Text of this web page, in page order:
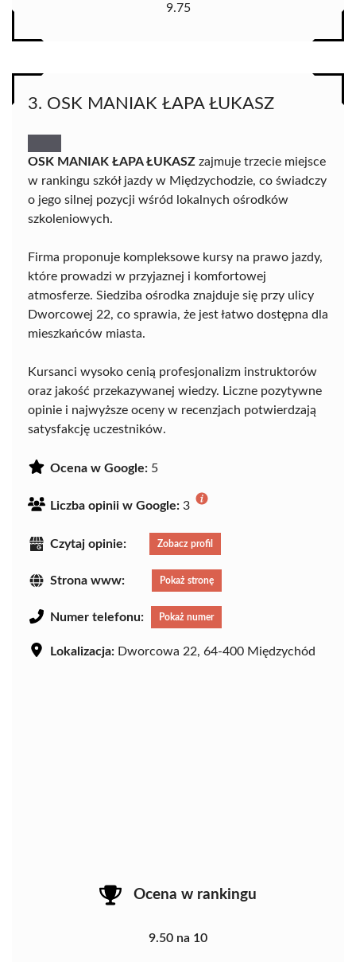
9.75
3. OSK MANIAK ŁAPA ŁUKASZ
OSK MANIAK ŁAPA ŁUKASZ zajmuje trzecie miejsce
w rankingu szkół jazdy w Międzychodzie, co świadczy
o jego silnej pozycji wśród lokalnych ośrodków
szkoleniowych.
Firma proponuje kompleksowe kursy na prawo jazdy,
które prowadzi w przyjaznej i komfortowej
atmosferze. Siedziba ośrodka znajduje się przy ulicy
Dworcowej 22, co sprawia, że jest łatwo dostępna dla
mieszkańców miasta.
Kursanci wysoko cenią profesjonalizm instruktorów
oraz jakość przekazywanej wiedzy. Liczne pozytywne
opinie i najwyższe oceny w recenzjach potwierdzają
satysfakcję uczestników.
Ocena w Google: 5
Liczba opinii w Google: 3
Czytaj opinie: Zobacz profil
Strona www: Pokaż stronę
Numer telefonu: Pokaż numer
Lokalizacja: Dworcowa 22, 64-400 Międzychód
Ocena w rankingu
9.50 na 10